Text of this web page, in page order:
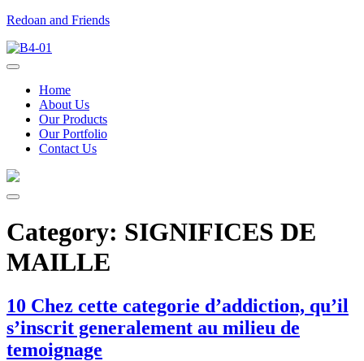
Redoan and Friends
Home
About Us
Our Products
Our Portfolio
Contact Us
Category: SIGNIFICES DE
MAILLE
10 Chez cette categorie d’addiction, qu’il
s’inscrit generalement au milieu de
temoignage